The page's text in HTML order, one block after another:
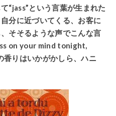
“jass”という言葉が生まれた
分に近づいてくる、お客に
そそるような声でこんな言
on your mind tonight,
りはいかがかしら、ハニ